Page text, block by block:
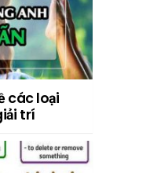
các loại
trí